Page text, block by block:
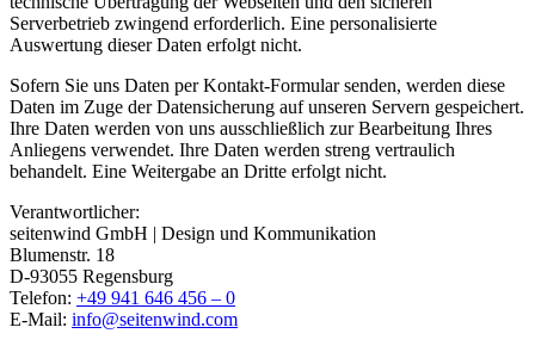
Serverbetrieb zwingend erforderlich. Eine personalisierte
Auswertung dieser Daten erfolgt nicht.
Sofern Sie uns Daten per Kontakt-Formular senden, werden diese
Daten im Zuge der Datensicherung auf unseren Servern gespeichert.
Ihre Daten werden von uns ausschließlich zur Bearbeitung Ihres
Anliegens verwendet. Ihre Daten werden streng vertraulich
behandelt. Eine Weitergabe an Dritte erfolgt nicht.
Verantwortlicher:
seitenwind GmbH | Design und Kommunikation
Blumenstr. 18
D-93055 Regensburg
Telefon: +49 941 646 456 – 0
E-Mail: info@seitenwind.com